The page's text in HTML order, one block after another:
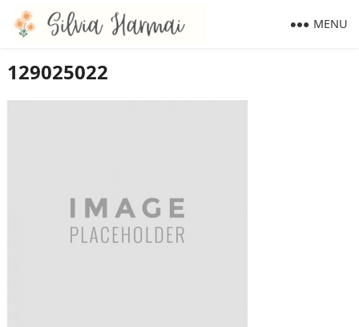
MENU
129025022